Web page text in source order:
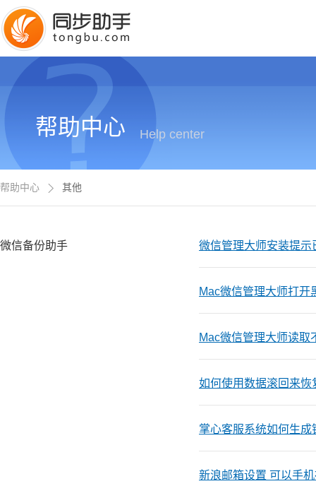
帮助中心 Help center
帮助中心 其他
微信备份助手 微信管理大师安装提示
Mac微信管理大师打开
Mac微信管理大师读取
如何使用数据滚回来恢
掌心客服系统如何生成
新浪邮箱设置 可以手